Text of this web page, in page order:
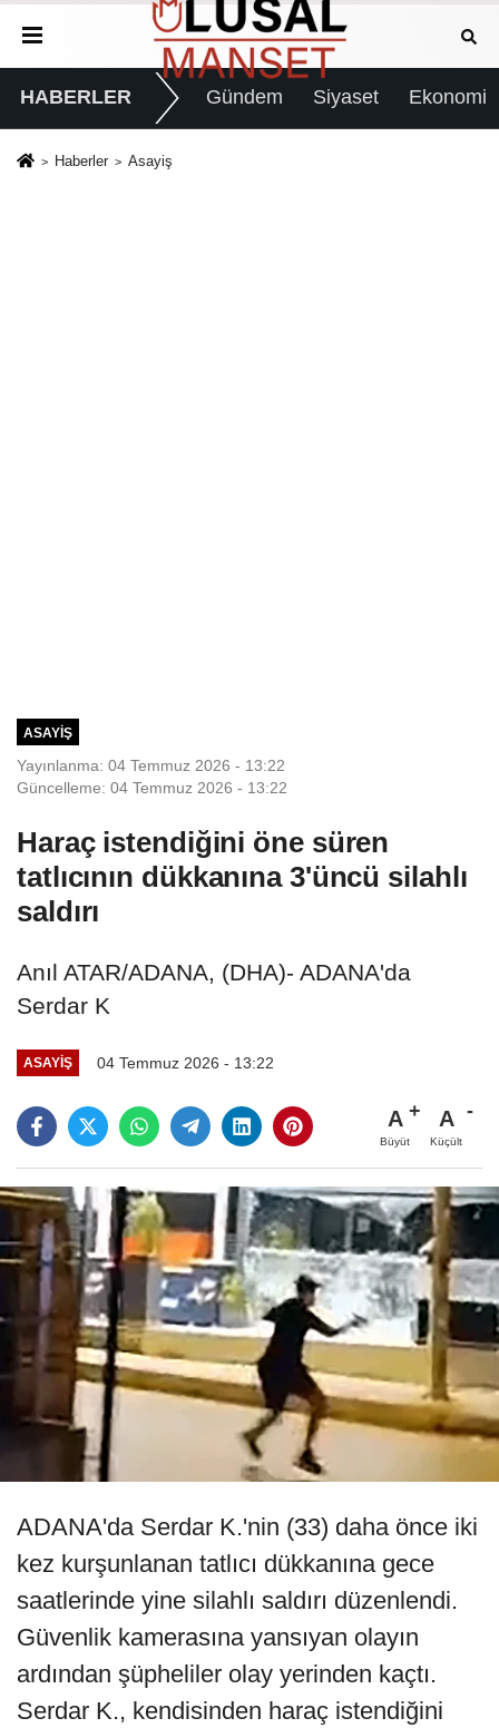
HABERLER Gündem Siyaset Ekonomi
Haberler Asayiş
ASAYIŞ
Yayınlanma: 04 Temmuz 2026 - 13:22
Güncelleme: 04 Temmuz 2026 - 13:22
Haraç istendiğini öne süren
tatlıcının dükkanına 3'üncü silahlı
saldırı
Anıl ATAR/ADANA, (DHA)- ADANA'da
Serdar K
ASAYIŞ 04 Temmuz 2026 - 13:22
A
Büyüt
A
Küçült
ADANA'da Serdar K.'nin (33) daha önce iki
kez kurşunlanan tatlıcı dükkanına gece
saatlerinde yine silahlı saldırı düzenlendi.
Güvenlik kamerasına yansıyan olayın
ardından şüpheliler olay yerinden kaçtı.
Serdar K., kendisinden haraç istendiğini